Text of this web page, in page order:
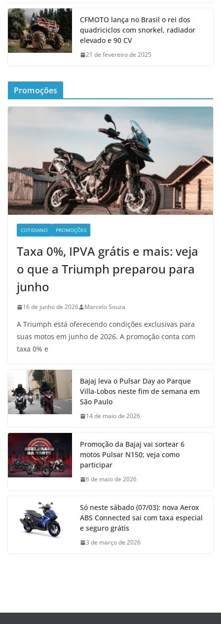
CFMOTO lança no Brasil o rei dos
quadriciclos com snorkel, radiador
elevado e 90 CV
21 de fevereiro de 2025
Promoções
COTIDIANO PROMOÇÕES
Taxa 0%, IPVA grátis e mais: veja
o que a Triumph preparou para
junho
16 de junho de 2026 Marcelo Souza
A Triumph está oferecendo condições exclusivas para
suas motos em junho de 2026. A promoção conta com
taxa 0% e
Bajaj leva o Pulsar Day ao Parque
Villa-Lobos neste fim de semana em
São Paulo
14 de maio de 2026
Promoção da Bajaj vai sortear 6
motos Pulsar N150; veja como
participar
6 de maio de 2026
Só neste sábado (07/03): nova Aerox
ABS Connected sai com taxa especial
e seguro grátis
3 de março de 2026